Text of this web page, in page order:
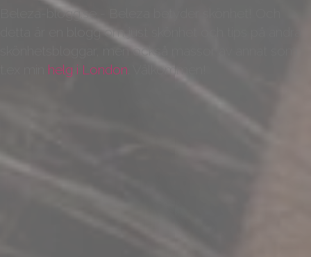
Beleza-blogg.se - Beleza betyder skönhet! Och
detta är en blogg om just skönhet och tips på andra
skönhetsbloggar, men också massor av annat som
helg i London . Välkommen!